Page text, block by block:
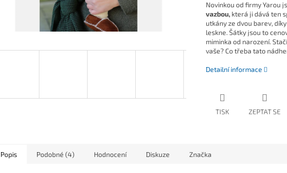
Novinkou od firmy Yarou
vazbou,která ji dává ten
utkány ze dvou barev,
leskne. Šátky jsou to
miminka od narození.
vaše? Co třeba tato
Detailní informace
TISK ZEPTAT SE
Popis Podobné (4) Hodnocení Diskuze Značka